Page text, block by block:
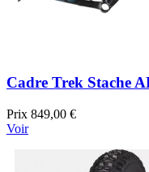
Cadre Trek Stache
Prix 849,00 €
Voir